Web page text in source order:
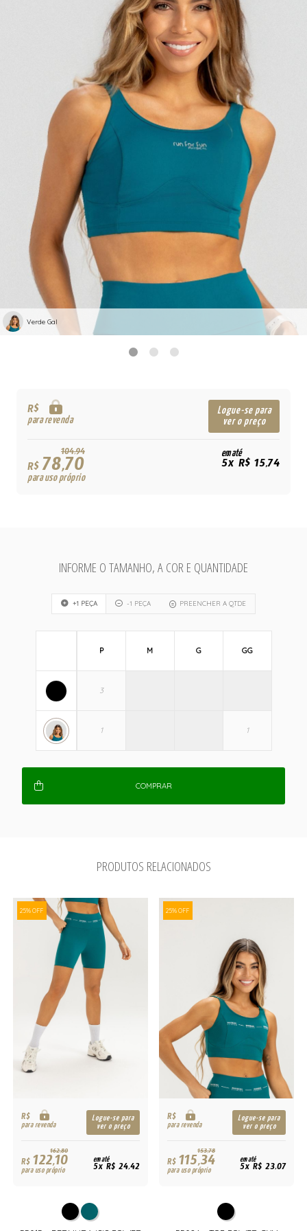
Verde Gal
R$
para revenda
Logue-se para
ver o preço
104,94
R$78,70
para uso próprio
em até
5x R$ 15,74
INFORME O TAMANHO, A COR E QUANTIDADE
+1 PEÇA -1 PEÇA PREENCHER A QTDE
P M G GG
COMPRAR
PRODUTOS RELACIONADOS
25% OFF
R$
para revenda
Logue-se para
ver o preço
162,80
R$122,10
para uso próprio
em até
5x R$ 24,42
25% OFF
R$
para revenda
Logue-se para
ver o preço
153,78
R$115,34
para uso próprio
em até
5x R$ 23,07